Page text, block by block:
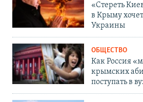
«Стереть
в Крыму
Украины
ОБЩЕСТВО
Как Россия
крымских
поступать в